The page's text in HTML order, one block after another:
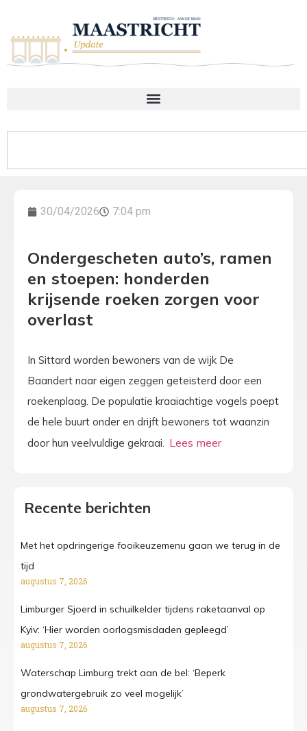
30/04/2026 7:04 pm
Ondergescheten auto’s, ramen
en stoepen: honderden
krijsende roeken zorgen voor
overlast
In Sittard worden bewoners van de wijk De
Baandert naar eigen zeggen geteisterd door een
roekenplaag. De populatie kraaiachtige vogels poept
de hele buurt onder en drijft bewoners tot waanzin
door hun veelvuldige gekraai.
Recente berichten
Met het opdringerige fooikeuzemenu gaan we terug in de
tijd
augustus 7, 2026
Limburger Sjoerd in schuilkelder tijdens raketaanval op
Kyiv: ‘Hier worden oorlogsmisdaden gepleegd’
augustus 7, 2026
Waterschap Limburg trekt aan de bel: ‘Beperk
grondwatergebruik zo veel mogelijk’
augustus 7, 2026